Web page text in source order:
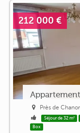
212 000 €
Près de
Séjour de 32 m²
Box